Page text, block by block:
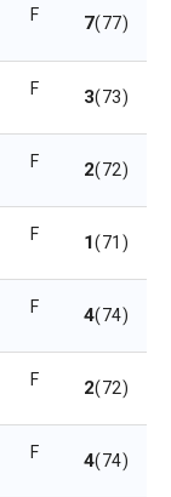
F 7(77)
F 3(73)
F 2(72)
F 1(71)
F 4(74)
F 2(72)
F 4(74)